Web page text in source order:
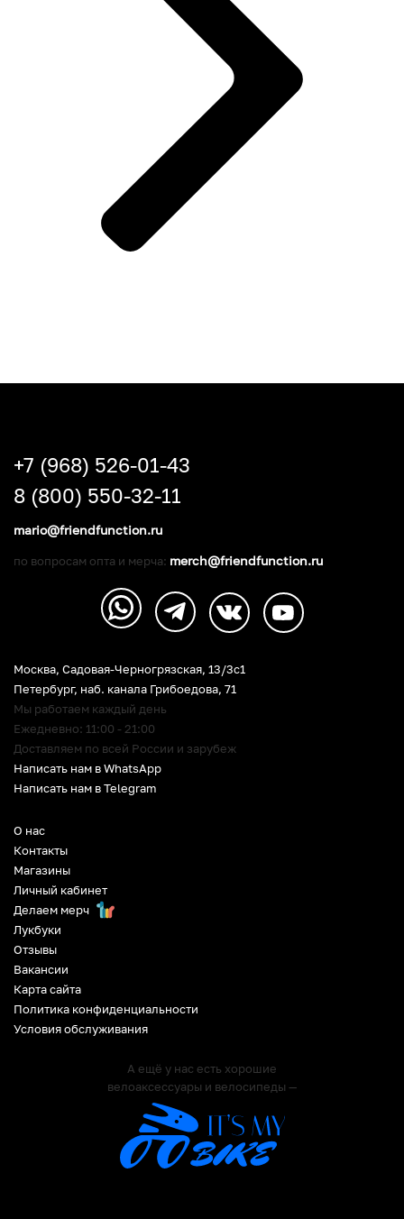
О нас
Контакты
Магазины
Личный кабинет
Делаем мерч
Лукбуки
Отзывы
Вакансии
Карта сайта
Политика конфиденциальности
Условия обслуживания
А ещё у нас есть хорошие
велоаксессуары и велосипеды —
Москва, Садовая-Черногрязская, 13/3c1
Петербург, наб. канала Грибоедова, 71
Мы работаем каждый день
Ежедневно: 11:00 - 21:00
Доставляем по всей России и зарубеж
Написать нам в WhatsApp
Написать нам в Telegram
+7 (968) 526-01-43
8 (800) 550-32-11
mario@friendfunction.ru
по вопросам опта и мерча: merch@friendfunction.ru